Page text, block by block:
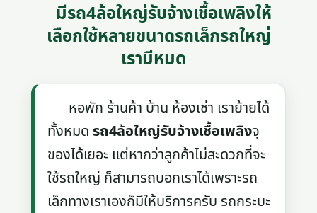
มีรถ4ล้อใหญ่รับจ้างเชื้อเพลิงให้
เลือกใช้หลายขนาดรถเล็กรถใหญ่
เรามีหมด
หอพัก ร้านค้า บ้าน ห้องเช่า เราย้ายได้
ทั้งหมดรถ4ล้อใหญ่รับจ้างเชื้อเพลิงจุ
ของได้เยอะ แต่หากว่าลูกค้าไม่สะดวกที่จะ
ใช้รถใหญ่ ก็สามารถบอกเราได้เพราะรถ
เล็กทางเราเองก็มีให้บริการครับ รถกระบะ